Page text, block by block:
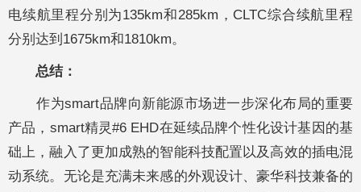
电续航里程分别为135km和285km，CLTC综合续航里程
分别达到1675km和1810km。
总结：
作为smart品牌向新能源市场进一步深化布局的重要
产品，smart精灵#6 EHD在延续品牌个性化设计基因的基
础上，融入了更加成熟的智能科技配置以及高效的插电混
动系统。无论是充满未来感的外观设计、豪华科技兼备的